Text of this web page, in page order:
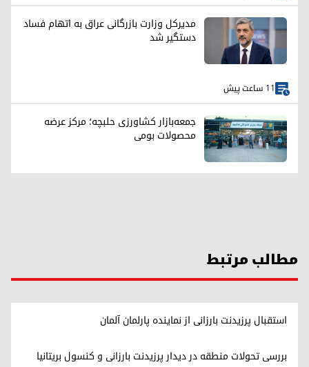
مدیرکل وزارت بازرگانی عراق به اتهام فساد
دستگیر شد
11 ساعت پیش
جمعه‌بازار کشاورزی حلبچه؛ مرکز عرضه
محصولات بومی
مطالب مرتبط
استقبال پرزیدنت بارزانی از نماینده پارلمان آلمان
بررسی تحولات منطقه در دیدار پرزیدنت بارزانی و کنسول بریتانیا